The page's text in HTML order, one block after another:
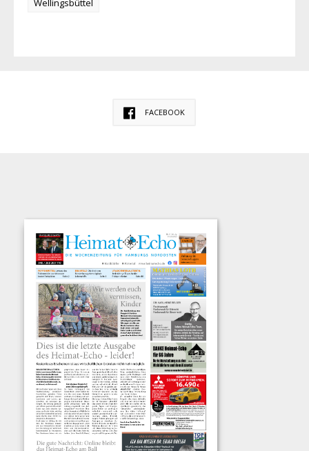
FACEBOOK